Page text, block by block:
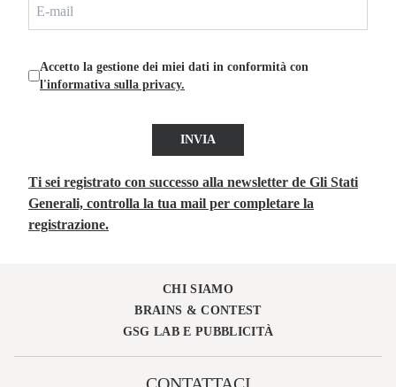
Accetto la gestione dei miei dati in conformità con
l'informativa sulla privacy.
INVIA
Ti sei registrato con successo alla newsletter de Gli Stati
Generali, controlla la tua mail per completare la
registrazione.
CHI SIAMO
BRAINS & CONTEST
GSG LAB E PUBBLICITÀ
CONTATTACI